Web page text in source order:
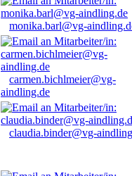
monika.barl@vg-
carmen.bichlmeier@vg-
aindling.de
claudia.binder@vg-